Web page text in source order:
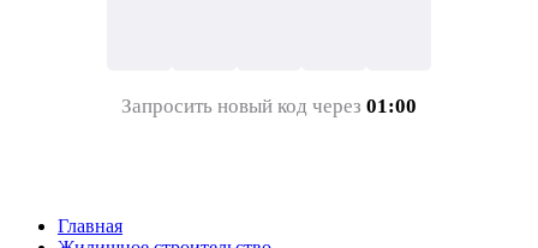
Запросить новый код через 01:00
Главная